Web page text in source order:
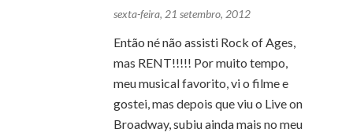
sexta-feira, 21 setembro, 2012
Então né não assisti Rock of Ages,
mas RENT!!!!! Por muito tempo,
meu musical favorito, vi o filme e
gostei, mas depois que viu o Live on
Broadway, subiu ainda mais no meu